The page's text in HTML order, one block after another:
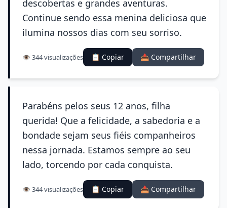
descobertas e grandes aventuras.
Continue sendo essa menina deliciosa que
ilumina nossos dias com seu sorriso.
👁️ 344 visualizações 📋 Copiar 📤 Compartilhar
Parabéns pelos seus 12 anos, filha
querida! Que a felicidade, a sabedoria e a
bondade sejam seus fiéis companheiros
nessa jornada. Estamos sempre ao seu
lado, torcendo por cada conquista.
👁️ 344 visualizações 📋 Copiar 📤 Compartilhar